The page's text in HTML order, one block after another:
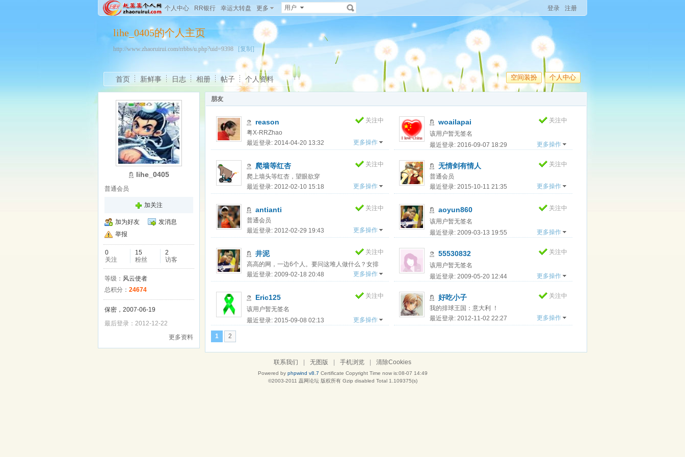
个人中心 RR银行 幸运大转盘 更多 用户 登录 注册
lihe_0405的个人主页
http://www.zhaoruirui.com/rrbbs/u.php?uid=9398 [复制]
空间装扮 个人中心
首页 新鲜事 日志 相册 帖子 个人资料
lihe_0405
普通会员
加关注
加为好友
发消息
举报
0
关注
15
粉丝
2
访客
等级： 风云使者
总积分： 24674
保密，2007-06-19
最后登录：2012-12-22
更多资料
朋友
关注中
reason
粤X-RRZhao
更多操作
最近登录: 2014-04-20 13:32
关注中
woailapai
该用户暂无签名
更多操作
最近登录: 2016-09-07 18:29
关注中
爬墙等红杏
爬上墙头等红杏，望眼欲穿
更多操作
最近登录: 2012-02-10 15:18
关注中
无情剑有情人
普通会员
更多操作
最近登录: 2015-10-11 21:35
关注中
antianti
普通会员
更多操作
最近登录: 2012-02-29 19:43
关注中
aoyun860
该用户暂无签名
更多操作
最近登录: 2009-03-13 19:55
关注中
井泥
高高的网，一边6个人。要问这堆人做什么？女排
邀你来 ..
更多操作
最近登录: 2009-02-18 20:48
关注中
55530832
该用户暂无签名
更多操作
最近登录: 2009-05-20 12:44
关注中
Eric125
该用户暂无签名
更多操作
最近登录: 2015-09-08 02:13
关注中
好吃小子
我的排球王国：意大利 ！
更多操作
最近登录: 2012-11-02 22:27
1 2
联系我们 无图版 手机浏览 清除Cookies
Powered by phpwind v8.7 Certificate Copyright Time now is:08-07 14:49
©2003-2011 蕊网论坛版权所有 Gzip disabled Total 1.109375(s)